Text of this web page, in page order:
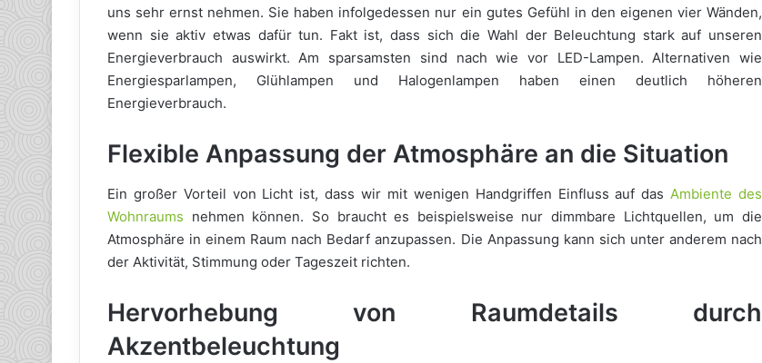
uns sehr ernst nehmen. Sie haben infolgedessen nur ein gutes Gefühl in den eigenen vier Wänden,
wenn sie aktiv etwas dafür tun. Fakt ist, dass sich die Wahl der Beleuchtung stark auf unseren
Energieverbrauch auswirkt. Am sparsamsten sind nach wie vor LED-Lampen. Alternativen wie
Energiesparlampen, Glühlampen und Halogenlampen haben einen deutlich höheren
Energieverbrauch.
Flexible Anpassung der Atmosphäre an die Situation
Ein großer Vorteil von Licht ist, dass wir mit wenigen Handgriffen Einfluss auf dasAmbiente des
Wohnraums nehmen können. So braucht es beispielsweise nur dimmbare Lichtquellen, um die
Atmosphäre in einem Raum nach Bedarf anzupassen. Die Anpassung kann sich unter anderem nach
der Aktivität, Stimmung oder Tageszeit richten.
Hervorhebung von Raumdetails durch
Akzentbeleuchtung